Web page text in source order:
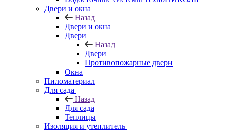
Двери и окна
Назад
Двери и окна
Двери
Назад
Двери
Противопожарные двери
Окна
Пиломатериал
Для сада
Назад
Для сада
Теплицы
Изоляция и утеплитель